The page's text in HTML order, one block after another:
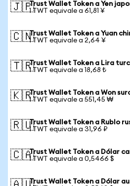
🇯🇵Trust Wallet Token a Yen
1 TWT equivale a 61,81 ¥
🇨🇳Trust Wallet Token a Yuan
1 TWT equivale a 2,64 ¥
🇹🇷Trust Wallet Token a Lira
1 TWT equivale a 18,68 ₺
🇰🇷Trust Wallet Token a Won
1 TWT equivale a 551,45 ₩
🇷🇺Trust Wallet Token a Rublo
1 TWT equivale a 31,96 ₽
🇨🇦Trust Wallet Token a Dólar
1 TWT equivale a 0,5466 $
Trust Wallet Token a Dólar